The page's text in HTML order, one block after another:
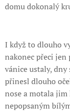
domu dokonalý
I když to dlouho
nakonec přeci jen
vánice ustaly,
přinesl dlouho
nose a motala jim
nepopsaným